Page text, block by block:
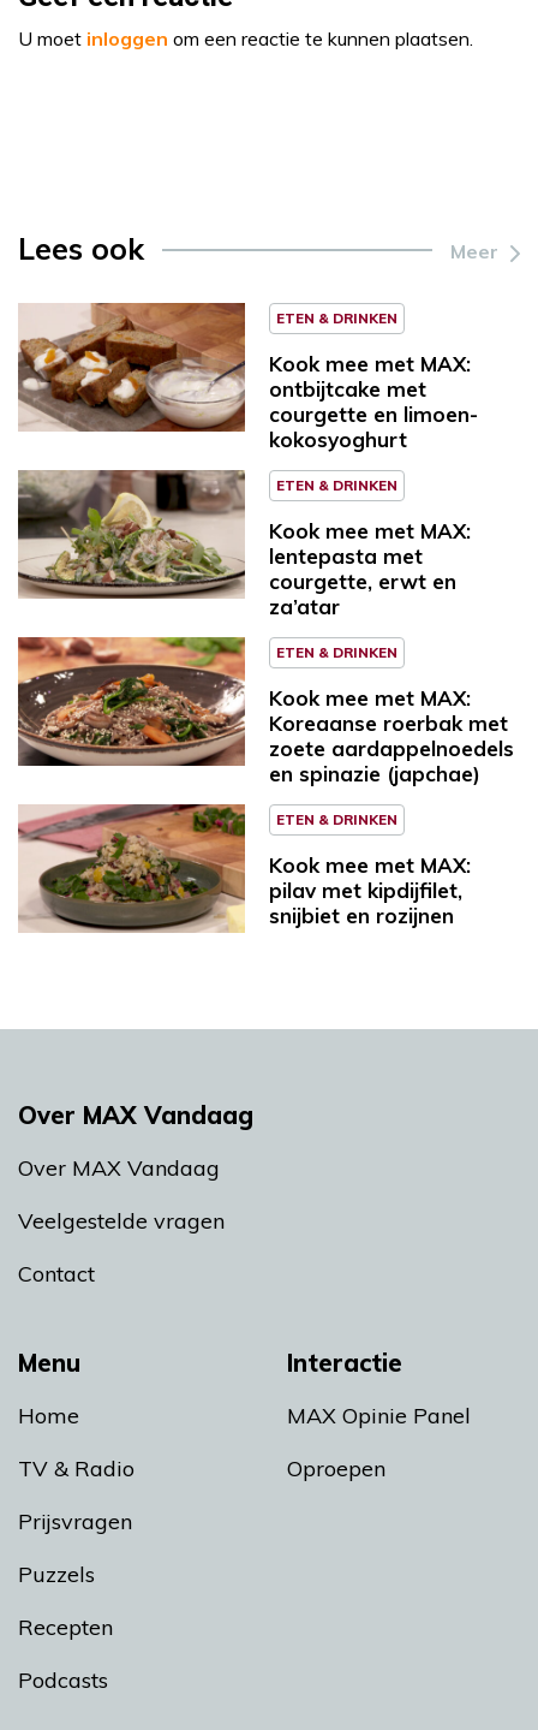
U moet inloggen om een reactie te kunnen plaatsen.
Lees ook Meer
ETEN & DRINKEN
Kook mee met MAX:
ontbijtcake met
courgette en limoen-
kokosyoghurt
ETEN & DRINKEN
Kook mee met MAX:
lentepasta met
courgette, erwt en
za’atar
ETEN & DRINKEN
Kook mee met MAX:
Koreaanse roerbak met
zoete aardappelnoedels
en spinazie (japchae)
ETEN & DRINKEN
Kook mee met MAX:
pilav met kipdijfilet,
snijbiet en rozijnen
Menu
Home
TV & Radio
Prijsvragen
Puzzels
Recepten
Podcasts
Interactie
MAX Opinie Panel
Oproepen
Over MAX Vandaag
Over MAX Vandaag
Veelgestelde vragen
Contact